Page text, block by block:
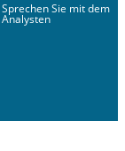
Sprechen Sie mit dem
Analysten